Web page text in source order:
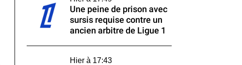
Une peine de prison avec
sursis requise contre un
ancien arbitre de Ligue 1
Hier à 17:43